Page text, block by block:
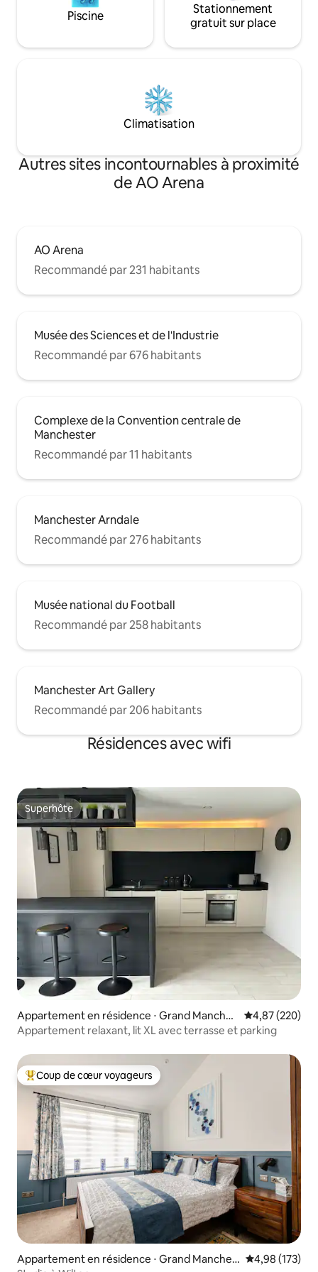
Piscine
Stationnement
gratuit sur place
Climatisation
Autres sites incontournables à proximité
de AO Arena
AO Arena
Recommandé par 231 habitants
Musée des Sciences et de l'Industrie
Recommandé par 676 habitants
Complexe de la Convention centrale de
Manchester
Recommandé par 11 habitants
Manchester Arndale
Recommandé par 276 habitants
Musée national du Football
Recommandé par 258 habitants
Manchester Art Gallery
Recommandé par 206 habitants
Résidences avec wifi
Superhôte
Superhôte
Appartement en résidence ⋅ Grand Manches
ter
Évaluation
4,87 (220)
Appartement relaxant, lit XL avec terrasse et parking
Coups de cœur voyageurs les plus appréciés
Coup de cœur voyageurs
Appartement en résidence ⋅ Grand Manches
Évaluation
4,98 (173)